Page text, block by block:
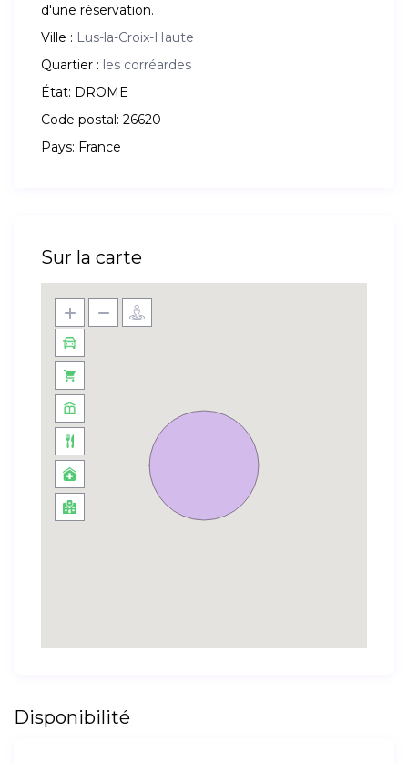
d'une réservation.
Ville : Lus-la-Croix-Haute
Quartier : les corréardes
État: DROME
Code postal: 26620
Pays: France
Sur la carte
Disponibilité